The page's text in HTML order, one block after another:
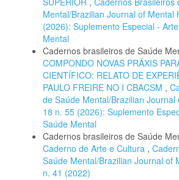
Mental/Brazilian Journal of Mental
(2026): Suplemento Especial -
Mental
Cadernos brasileiros de Saúde
COMPONDO NOVAS PRÁXIS
CIENTÍFICO: RELATO DE
PAULO FREIRE NO I CBACSM ,
de Saúde Mental/Brazilian Journal
18 n. 55 (2026): Suplemento
Saúde Mental
Cadernos brasileiros de Saúde
Caderno de Arte e Cultura ,
Saúde Mental/Brazilian Journal of
n. 41 (2022)